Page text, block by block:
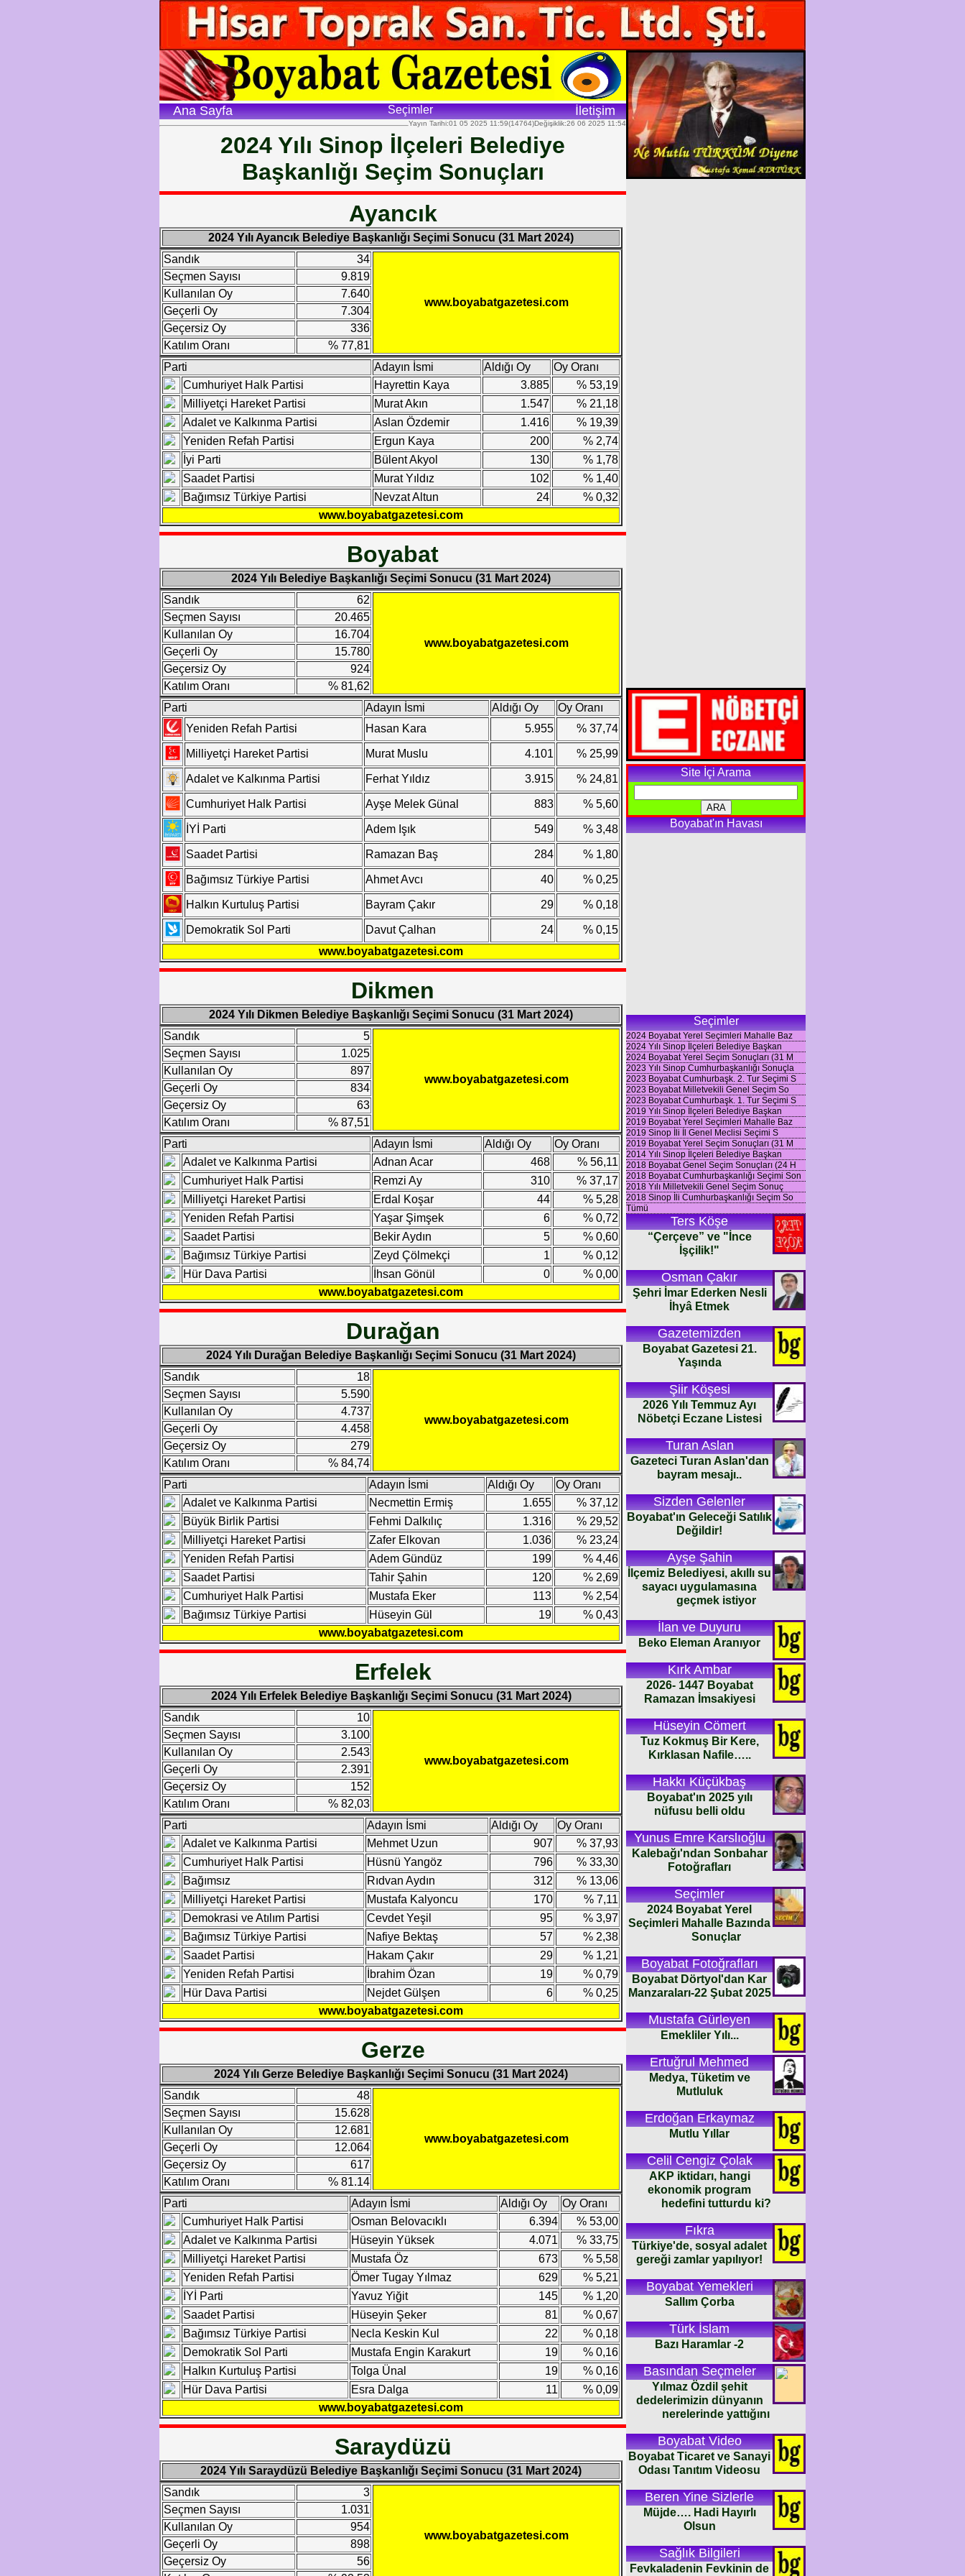
Seçimler
Ana Sayfa İletişim
Yayın Tarihi:01 05 2025 11:59(14764)Değişiklik:26 06 2025 11:54
2024 Yılı Sinop İlçeleri Belediye
Başkanlığı Seçim Sonuçları
Ayancık
2024 Yılı Ayancık Belediye Başkanlığı Seçimi Sonucu (31 Mart 2024)
Sandık
34
www.boyabatgazetesi.com
Seçmen Sayısı
9.819
Kullanılan Oy
7.640
Geçerli Oy
7.304
Geçersiz Oy
336
Katılım Oranı
% 77,81
Parti
Adayın İsmi Aldığı Oy
Oy Oranı
Cumhuriyet Halk Partisi
Hayrettin Kaya 3.885
% 53,19
Milliyetçi Hareket Partisi
Murat Akın 1.547
% 21,18
Adalet ve Kalkınma Partisi
Aslan Özdemir 1.416
% 19,39
Yeniden Refah Partisi
Ergun Kaya 200
% 2,74
İyi Parti
Bülent Akyol 130
% 1,78
Saadet Partisi
Murat Yıldız 102
% 1,40
Bağımsız Türkiye Partisi
Nevzat Altun 24
% 0,32
www.boyabatgazetesi.com
Boyabat
2024 Yılı Belediye Başkanlığı Seçimi Sonucu (31 Mart 2024)
Sandık
62
www.boyabatgazetesi.com
Seçmen Sayısı
20.465
Kullanılan Oy
16.704
Geçerli Oy
15.780
Geçersiz Oy
924
Katılım Oranı
% 81,62
Parti
Adayın İsmi Aldığı Oy
Oy Oranı
Yeniden Refah Partisi
Hasan Kara 5.955 % 37,74
Milliyetçi Hareket Partisi Murat Muslu 4.101 % 25,99
Adalet ve Kalkınma Partisi Ferhat Yıldız 3.915 % 24,81
Cumhuriyet Halk Partisi Ayşe Melek Günal 883 % 5,60
İYİ Parti Adem Işık 549 % 3,48
Saadet Partisi Ramazan Baş 284 % 1,80
Bağımsız Türkiye Partisi Ahmet Avcı 40 % 0,25
Halkın Kurtuluş Partisi Bayram Çakır 29 % 0,18
Demokratik Sol Parti Davut Çalhan 24
% 0,15
www.boyabatgazetesi.com
Dikmen
2024 Yılı Dikmen Belediye Başkanlığı Seçimi Sonucu (31 Mart 2024)
Sandık
5
www.boyabatgazetesi.com
Seçmen Sayısı
1.025
Kullanılan Oy
897
Geçerli Oy
834
Geçersiz Oy
63
Katılım Oranı
% 87,51
Parti
Adayın İsmi Aldığı Oy
Oy Oranı
Adalet ve Kalkınma Partisi
Adnan Acar 468
% 56,11
Cumhuriyet Halk Partisi
Remzi Ay 310
% 37,17
Milliyetçi Hareket Partisi
Erdal Koşar 44
% 5,28
Yeniden Refah Partisi
Yaşar Şimşek 6
% 0,72
Saadet Partisi
Bekir Aydın 5
% 0,60
Bağımsız Türkiye Partisi
Zeyd Çölmekçi 1
% 0,12
Hür Dava Partisi
İhsan Gönül 0
% 0,00
www.boyabatgazetesi.com
Durağan
2024 Yılı Durağan Belediye Başkanlığı Seçimi Sonucu (31 Mart 2024)
Sandık
18
www.boyabatgazetesi.com
Seçmen Sayısı
5.590
Kullanılan Oy
4.737
Geçerli Oy
4.458
Geçersiz Oy
279
Katılım Oranı
% 84,74
Parti
Adayın İsmi Aldığı Oy
Oy Oranı
Adalet ve Kalkınma Partisi
Necmettin Ermiş 1.655
% 37,12
Büyük Birlik Partisi
Fehmi Dalkılıç 1.316
% 29,52
Milliyetçi Hareket Partisi
Zafer Elkovan 1.036
% 23,24
Yeniden Refah Partisi
Adem Gündüz 199
% 4,46
Saadet Partisi
Tahir Şahin 120
% 2,69
Cumhuriyet Halk Partisi
Mustafa Eker 113
% 2,54
Bağımsız Türkiye Partisi
Hüseyin Gül 19
% 0,43
www.boyabatgazetesi.com
Erfelek
2024 Yılı Erfelek Belediye Başkanlığı Seçimi Sonucu (31 Mart 2024)
Sandık
10
www.boyabatgazetesi.com
Seçmen Sayısı
3.100
Kullanılan Oy
2.543
Geçerli Oy
2.391
Geçersiz Oy
152
Katılım Oranı
% 82,03
Parti
Adayın İsmi Aldığı Oy
Oy Oranı
Adalet ve Kalkınma Partisi
Mehmet Uzun 907
% 37,93
Cumhuriyet Halk Partisi
Hüsnü Yangöz 796
% 33,30
Bağımsız
Rıdvan Aydın 312
% 13,06
Milliyetçi Hareket Partisi
Mustafa Kalyoncu 170
% 7,11
Demokrasi ve Atılım Partisi
Cevdet Yeşil 95
% 3,97
Bağımsız Türkiye Partisi
Nafiye Bektaş 57
% 2,38
Saadet Partisi
Hakam Çakır 29
% 1,21
Yeniden Refah Partisi
İbrahim Özan 19
% 0,79
Hür Dava Partisi
Nejdet Gülşen 6
% 0,25
www.boyabatgazetesi.com
Gerze
2024 Yılı Gerze Belediye Başkanlığı Seçimi Sonucu (31 Mart 2024)
Sandık
48
www.boyabatgazetesi.com
Seçmen Sayısı
15.628
Kullanılan Oy
12.681
Geçerli Oy
12.064
Geçersiz Oy
617
Katılım Oranı
% 81.14
Parti
Adayın İsmi Aldığı Oy
Oy Oranı
Cumhuriyet Halk Partisi
Osman Belovacıklı 6.394
% 53,00
Adalet ve Kalkınma Partisi
Hüseyin Yüksek 4.071
% 33,75
Milliyetçi Hareket Partisi
Mustafa Öz 673
% 5,58
Yeniden Refah Partisi
Ömer Tugay Yılmaz 629
% 5,21
İYİ Parti
Yavuz Yiğit 145
% 1,20
Saadet Partisi
Hüseyin Şeker 81
% 0,67
Bağımsız Türkiye Partisi
Necla Keskin Kul 22
% 0,18
Demokratik Sol Parti
Mustafa Engin Karakurt 19
% 0,16
Halkın Kurtuluş Partisi
Tolga Ünal 19
% 0,16
Hür Dava Partisi
Esra Dalga 11
% 0,09
www.boyabatgazetesi.com
Saraydüzü
2024 Yılı Saraydüzü Belediye Başkanlığı Seçimi Sonucu (31 Mart 2024)
Sandık
3
www.boyabatgazetesi.com
Seçmen Sayısı
1.031
Kullanılan Oy
954
Geçerli Oy
898
Geçersiz Oy
56
Site İçi Arama
Boyabat'ın Havası
Seçimler
2024 Boyabat Yerel Seçimleri Mahalle Baz
2024 Yılı Sinop İlçeleri Belediye Başkan
2024 Boyabat Yerel Seçim Sonuçları (31 M
2023 Yılı Sinop Cumhurbaşkanlığı Sonuçla
2023 Boyabat Cumhurbaşk. 2. Tur Seçimi S
2023 Boyabat Milletvekili Genel Seçim So
2023 Boyabat Cumhurbaşk. 1. Tur Seçimi S
2019 Yılı Sinop İlçeleri Belediye Başkan
2019 Boyabat Yerel Seçimleri Mahalle Baz
2019 Sinop İli İl Genel Meclisi Seçimi S
2019 Boyabat Yerel Seçim Sonuçları (31 M
2014 Yılı Sinop İlçeleri Belediye Başkan
2018 Boyabat Genel Seçim Sonuçları (24 H
2018 Boyabat Cumhurbaşkanlığı Seçimi Son
2018 Yılı Milletvekili Genel Seçim Sonuç
2018 Sinop İli Cumhurbaşkanlığı Seçim So
Tümü
Ters Köşe
“Çerçeve” ve "İnce
İşçilik!"
Osman Çakır
Şehri İmar Ederken Nesli
İhyâ Etmek
Gazetemizden
Boyabat Gazetesi 21.
Yaşında
Şiir Köşesi
2026 Yılı Temmuz Ayı
Nöbetçi Eczane Listesi
Turan Aslan
Gazeteci Turan Aslan'dan
bayram mesajı..
Sizden Gelenler
Boyabat'ın Geleceği Satılık
Değildir!
Ayşe Şahin
İlçemiz Belediyesi, akıllı su
sayacı uygulamasına
geçmek istiyor
İlan ve Duyuru
Beko Eleman Aranıyor
Kırk Ambar
2026- 1447 Boyabat
Ramazan İmsakiyesi
Hüseyin Cömert
Tuz Kokmuş Bir Kere,
Kırklasan Nafile…..
Hakkı Küçükbaş
Boyabat'ın 2025 yılı
nüfusu belli oldu
Yunus Emre Karslıoğlu
Kalebağı'ndan Sonbahar
Fotoğrafları
Seçimler
2024 Boyabat Yerel
Seçimleri Mahalle Bazında
Sonuçlar
Boyabat Fotoğrafları
Boyabat Dörtyol'dan Kar
Manzaraları-22 Şubat 2025
Mustafa Gürleyen
Emekliler Yılı...
Ertuğrul Mehmed
Medya, Tüketim ve
Mutluluk
Erdoğan Erkaymaz
Mutlu Yıllar
Celil Cengiz Çolak
AKP iktidarı, hangi
ekonomik program
hedefini tutturdu ki?
Fıkra
Türkiye'de, sosyal adalet
gereği zamlar yapılıyor!
Boyabat Yemekleri
Sallım Çorba
Türk İslam
Bazı Haramlar -2
Basından Seçmeler
Yılmaz Özdil şehit
dedelerimizin dünyanın
nerelerinde yattığını
Boyabat Video
Görüntüleri
Boyabat Ticaret ve Sanayi
Odası Tanıtım Videosu
Beren Yine Sizlerle
Müjde…. Hadi Hayırlı
Olsun
Sağlık Bilgileri
Fevkaladenin Fevkinin de